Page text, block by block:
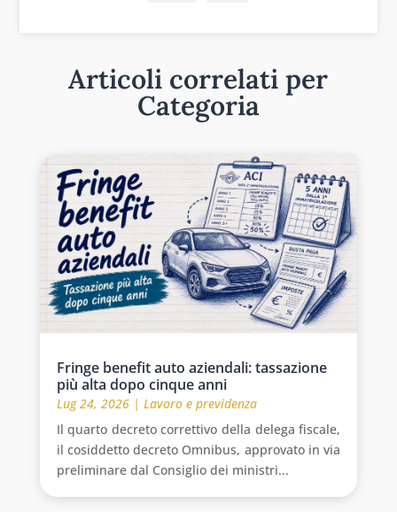
Articoli correlati per
Categoria
Fringe benefit auto aziendali: tassazione
più alta dopo cinque anni
Lug 24, 2026| Lavoro e previdenza
Il quarto decreto correttivo della delega fiscale,
il cosiddetto decreto Omnibus, approvato in via
preliminare dal Consiglio dei ministri...